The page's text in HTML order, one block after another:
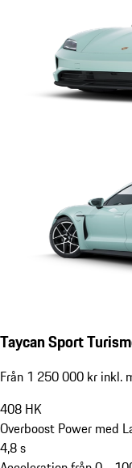
Taycan Sport
Från 1 250 000 kr inkl.
408 HK
Overboost Power med
4,8s